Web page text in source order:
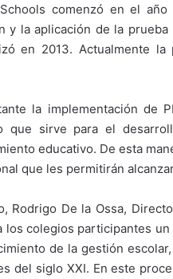
comenzó en el
y la aplicación de la
en 2013. Actualmente
la implementación de
que sirve para el
educativo. De esta
que les permitirán
Rodrigo De la Ossa,
los colegios participantes
de la gestión
del siglo XXI. En este